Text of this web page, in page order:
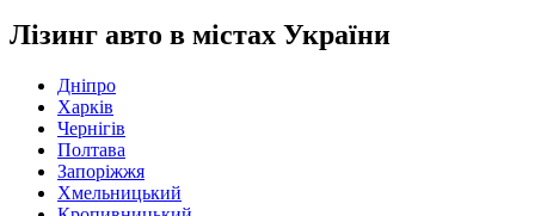
Лізинг авто в містах України
Дніпро
Харків
Чернігів
Полтава
Запоріжжя
Хмельницький